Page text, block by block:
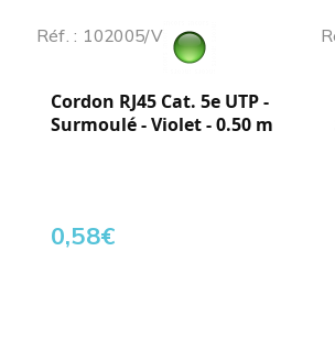
Réf. : 102005/V
Cordon RJ45 Cat. 5e UTP -
Surmoulé - Violet - 0.50 m
0,58€